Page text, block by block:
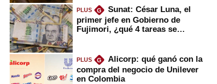
PLUS G
Sunat: César Luna, el
primer jefe en Gobierno de
Fujimori, ¿qué 4 tareas se
PLUS G
Alicorp: qué ganó con la
compra del negocio de Unilever
en Colombia